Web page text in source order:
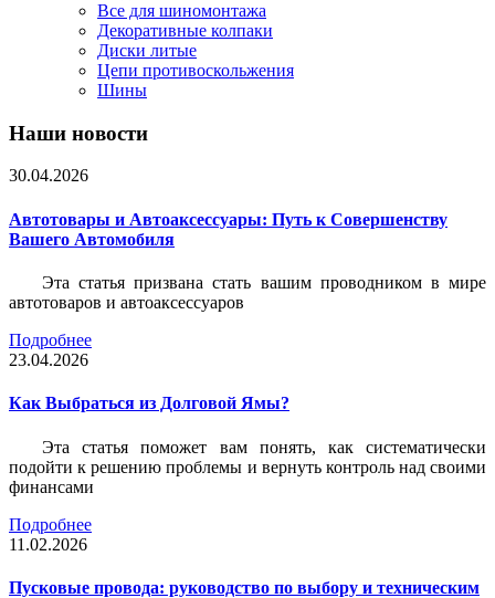
Все для шиномонтажа
Декоративные колпаки
Диски литые
Цепи противоскольжения
Шины
Наши новости
30.04.2026
Автотовары и Автоаксессуары: Путь к Совершенству
Вашего Автомобиля
Эта статья призвана стать вашим проводником в мире
автотоваров и автоаксессуаров
Подробнее
23.04.2026
Как Выбраться из Долговой Ямы?
Эта статья поможет вам понять, как систематически
подойти к решению проблемы и вернуть контроль над своими
финансами
Подробнее
11.02.2026
Пусковые провода: руководство по выбору и техническим